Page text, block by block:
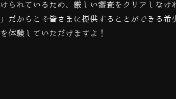
られているため、厳しい審査をクリアしなけ
だからこそ皆さまに提供することができる希
体験していただけますよ！